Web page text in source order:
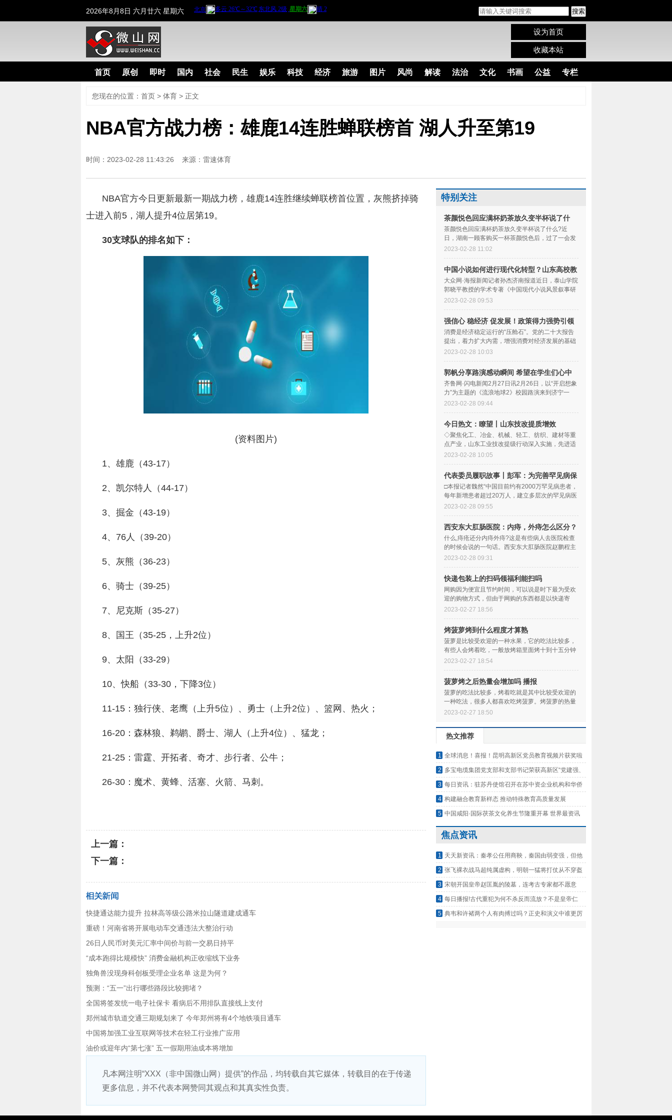
2026年8月8日 六月廿六 星期六 搜索
设为首页
收藏本站
首页 原创 即时 国内 社会 民生 娱乐 科技 经济 旅游 图片 风尚 解读 法治 文化 书画 公益 专栏
您现在的位置： 首页 > 体育 > 正文
NBA官方战力榜：雄鹿14连胜蝉联榜首 湖人升至第19
时间：2023-02-28 11:43:26 来源： 雷速体育
NBA官方今日更新最新一期战力榜，雄鹿14连胜继续蝉联榜首位置，灰熊挤掉骑
士进入前5，湖人提升4位居第19。
30支球队的排名如下：
(资料图片)
1、雄鹿（43-17）
2、凯尔特人（44-17）
3、掘金（43-19）
4、76人（39-20）
5、灰熊（36-23）
6、骑士（39-25）
7、尼克斯（35-27）
8、国王（35-25，上升2位）
9、太阳（33-29）
10、快船（33-30，下降3位）
11-15：独行侠、老鹰（上升5位）、勇士（上升2位）、篮网、热火；
16-20：森林狼、鹈鹕、爵士、湖人（上升4位）、猛龙；
21-25：雷霆、开拓者、奇才、步行者、公牛；
26-30：魔术、黄蜂、活塞、火箭、马刺。
上一篇：
下一篇：
快捷通达能力提升 拉林高等级公路米拉山隧道建成通车
重磅！河南省将开展电动车交通违法大整治行动
26日人民币对美元汇率中间价与前一交易日持平
“成本跑得比规模快” 消费金融机构正收缩线下业务
独角兽没现身科创板受理企业名单 这是为何？
预测：“五一”出行哪些路段比较拥堵？
全国将签发统一电子社保卡 看病后不用排队直接线上支付
郑州城市轨道交通三期规划来了 今年郑州将有4个地铁项目通车
中国将加强工业互联网等技术在轻工行业推广应用
油价或迎年内“第七涨” 五一假期用油成本将增加
凡本网注明“XXX（非中国微山网）提供”的作品，均转载自其它媒体，转载目的在于传递
更多信息，并不代表本网赞同其观点和其真实性负责。
特别关注
茶颜悦色回应满杯奶茶放久变半杯说了什
么？茶颜悦色续杯要钱吗？
茶颜悦色回应满杯奶茶放久变半杯说了什么?近
日，湖南一顾客购买一杯茶颜悦色后，过了一会发
现奶茶少了三分之一。对此顾客表示疑惑，满杯奶
2023-02-28 11:02
中国小说如何进行现代化转型？山东高校教
授的这本专著提供了新视野
大众网·海报新闻记者孙杰济南报道近日，泰山学院
郭晓平教授的学术专著《中国现代小说风景叙事研
究》由中国社会科学出版社出版发行。该书是“
2023-02-28 09:53
强信心 稳经济 促发展！政策得力强势引领
山东文旅迅速回温
消费是经济稳定运行的“压舱石”。党的二十大报告
提出，着力扩大内需，增强消费对经济发展的基础
性作用和投资对优化供给结构的关键作用。这个
2023-02-28 10:03
郭帆分享路演感动瞬间 希望在学生们心中
埋下“科学种子”|速递
齐鲁网·闪电新闻2月27日讯2月26日，以“开启想象
力”为主题的《流浪地球2》校园路演来到济宁一
中，现场，学生们观看了电影《流浪地球2》，并
2023-02-28 09:44
今日热文：瞭望丨山东技改提质增效
◇聚焦化工、冶金、机械、轻工、纺织、建材等重
点产业，山东工业技改提级行动深入实施，先进适
用技术加快推广，传统优势产业地位和竞争力稳步
2023-02-28 10:05
代表委员履职故事丨彭军：为完善罕见病保
障体系建言|今日热搜
□本报记者魏然“中国目前约有2000万罕见病患者，
每年新增患者超过20万人，建立多层次的罕见病医
疗、药品和社会保障机制十分必要。”全国政协
2023-02-28 09:55
西安东大肛肠医院：内痔，外痔怎么区分？
什么,痔疮还分内痔外痔?这是有些病人去医院检查
的时候会说的一句话。西安东大肛肠医院赵鹏程主
任介绍:内痔疮和外痔疮属于痔疮里的一种,很多
2023-02-28 09:31
快递包装上的扫码领福利能扫吗
网购因为便宜且节约时间，可以说是时下最为受欢
迎的购物方式，但由于网购的东西都是以快递寄
出，所以令很多不法分子看到了盈利机会，纷纷对
2023-02-27 18:56
烤菠萝烤到什么程度才算熟
菠萝是比较受欢迎的一种水果，它的吃法比较多，
有些人会烤着吃，一般放烤箱里面烤十到十五分钟
就可以了，这个时候表面金黄，会散发出微微的焦
2023-02-27 18:54
菠萝烤之后热量会增加吗 播报
菠萝的吃法比较多，烤着吃就是其中比较受欢迎的
一种吃法，很多人都喜欢吃烤菠萝。烤菠萝的热量
可能会变高，因为在高温烤制下，它的水分会流失
2023-02-27 18:50
热文推荐
1 全球消息！喜报！昆明高新区党员教育视频片获奖啦
2
多宝电缆集团党支部和支部书记荣获高新区“党建强、
发展强”火炬工程示范对象表彰-世界要闻
3 每日资讯：驻苏丹使馆召开在苏中资企业机构和华侨
华人安全工作会议
4 构建融合教育新样态 推动特殊教育高质量发展
5 中国咸阳·国际茯茶文化养生节隆重开幕 世界最资讯
焦点资讯
1
天天新资讯：秦孝公任用商鞅，秦国由弱变强，但他
的儿子们比他还厉害
2 张飞裸衣战马超纯属虚构，明朝一猛将打仗从不穿盔
甲，比张飞还猛
3 宋朝开国皇帝赵匡胤的陵墓，连考古专家都不愿意
去！有多寒酸？-环球时快讯
4 每日播报!古代重犯为何不杀反而流放？不是皇帝仁
慈，是另有目的
5 典韦和许褚两个人有肉搏过吗？正史和演义中谁更厉